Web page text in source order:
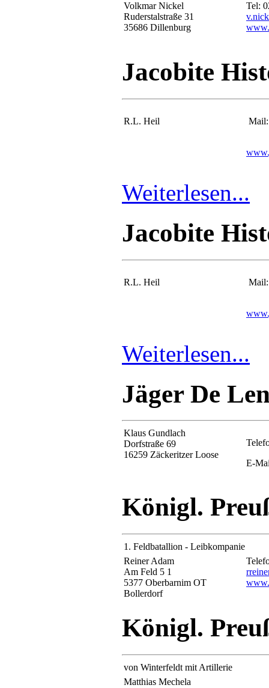
Volkmar Nickel
Ruderstalstraße 31
35686 Dillenburg
Tel:
Jacobite
R.L. Heil
Weiterlesen...
Jacobite
R.L. Heil
Weiterlesen...
Jäger De
Klaus Gundlach
Dorfstraße 69
16259 Zäckeritzer Loose
E-
Königl.
1. Feldbatallion - Leibkompanie
Reiner Adam
Am Feld 5 1
5377 Oberbarnim OT
Bollerdorf
Königl.
von Winterfeldt mit Artillerie
Matthias Mechela